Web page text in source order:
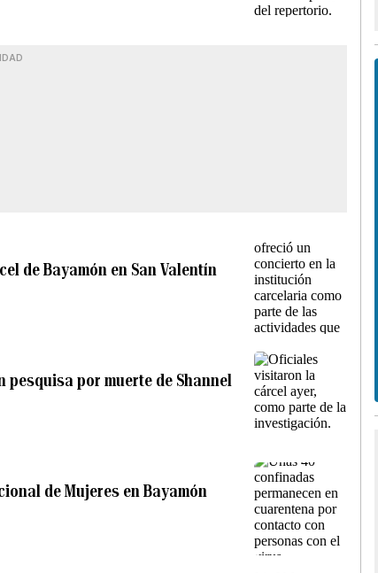
de Bayamón en San Valentín
por muerte de Shannel
de Mujeres en Bayamón